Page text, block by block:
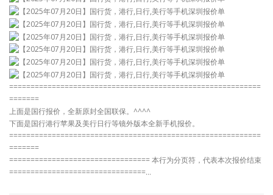
===========================================================
=======
上面是国行报价，全新原封全国联保。^^^^
下面是国行港行苹果及美行日行等镜外版本全新手机报价。
===========================================================
=======
================================= 本行为分页符，代表本次报价结束
================================…